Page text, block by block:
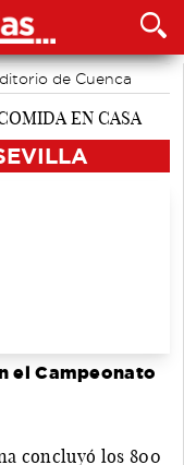
de Cuenca
el Campeonato
concluyó los 800